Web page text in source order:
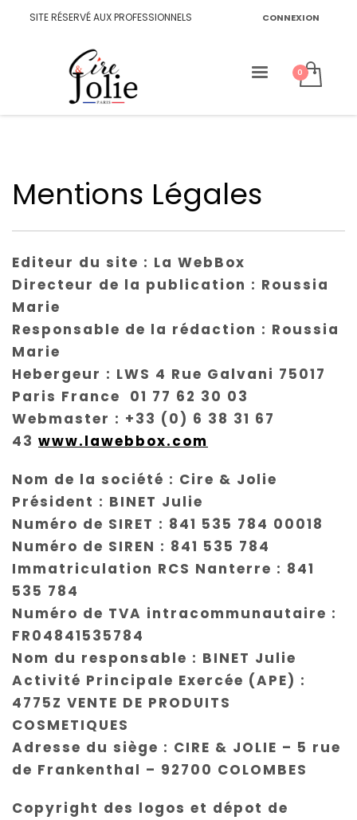
SITE RÉSERVÉ AUX PROFESSIONNELS CONNEXION
Mentions Légales
Editeur du site : La WebBox
Directeur de la publication : Roussia
Marie
Responsable de la rédaction : Roussia
Marie
Hebergeur : LWS 4 Rue Galvani 75017
Paris France 01 77 62 30 03
Webmaster : +33 (0) 6 38 31 67
43 www.lawebbox.com
Nom de la société : Cire & Jolie
Président : BINET Julie
Numéro de SIRET : 841 535 784 00018
Numéro de SIREN : 841 535 784
Immatriculation RCS Nanterre : 841
535 784
Numéro de TVA intracommunautaire :
FR04841535784
Nom du responsable : BINET Julie
Activité Principale Exercée (APE) :
4775Z VENTE DE PRODUITS
COSMETIQUES
Adresse du siège : CIRE & JOLIE – 5 rue
de Frankenthal – 92700 COLOMBES
Copyright des logos et dépot de